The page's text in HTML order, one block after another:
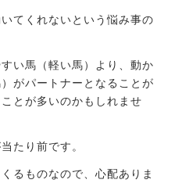
てくれないという悩み事の
い馬（軽い馬）より、動か
がパートナーとなることが
とが多いのかもしれませ
たり前です。
るものなので、心配ありま